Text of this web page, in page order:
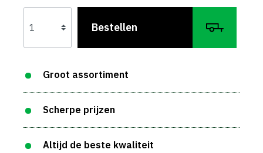
Bestellen
Groot assortiment
Scherpe prijzen
Altijd de beste kwaliteit